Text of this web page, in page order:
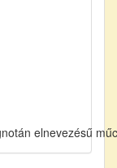
elnevezésű